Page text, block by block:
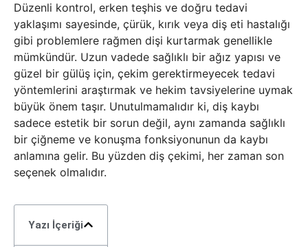
Düzenli kontrol, erken teşhis ve doğru tedavi
yaklaşımı sayesinde, çürük, kırık veya diş eti hastalığı
gibi problemlere rağmen dişi kurtarmak genellikle
mümkündür. Uzun vadede sağlıklı bir ağız yapısı ve
güzel bir gülüş için, çekim gerektirmeyecek tedavi
yöntemlerini araştırmak ve hekim tavsiyelerine uymak
büyük önem taşır. Unutulmamalıdır ki, diş kaybı
sadece estetik bir sorun değil, aynı zamanda sağlıklı
bir çiğneme ve konuşma fonksiyonunun da kaybı
anlamına gelir. Bu yüzden diş çekimi, her zaman son
seçenek olmalıdır.
Yazı İçeriği